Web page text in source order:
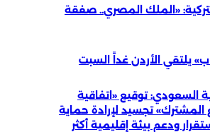
«الملك المصري.. صفقة
يلتقي الأردن غداً السبت
السعودي: توقيع «اتفاقية
المشترك» تجسيد لإرادة حماية
ودعم بيئة إقليمية أكثر